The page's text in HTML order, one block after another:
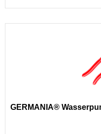
GERMANIA®